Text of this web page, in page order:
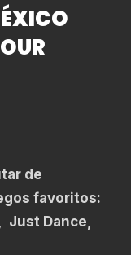
de
favoritos:
Just Dance,